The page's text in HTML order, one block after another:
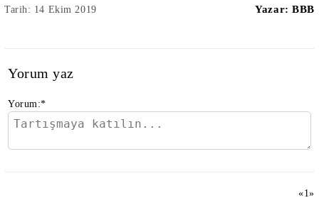
Tarih: 14 Ekim 2019 Yazar: BBB
Yorum yaz
Yorum:*
«1»